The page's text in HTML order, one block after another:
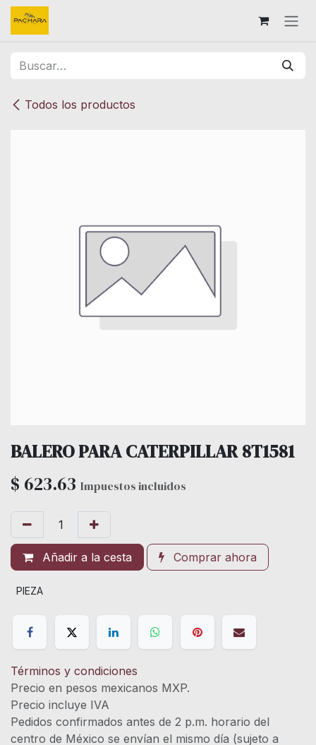
Ir al contenido
Todos los productos
BALERO PARA CATERPILLAR 8T1581
$ 623.63 Impuestos incluidos
Añadir a la cesta Comprar ahora
PIEZA
Términos y condiciones
Precio en pesos mexicanos MXP.
Precio incluye IVA
Pedidos confirmados antes de 2 p.m. horario del
centro de México se envían el mismo día (sujeto a